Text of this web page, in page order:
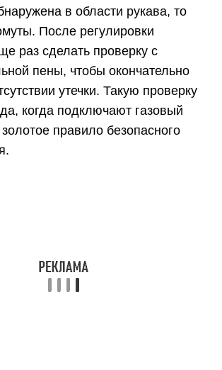
в области рукава, то
После регулировки
раз сделать проверку с
пены, чтобы окончательно
утечки. Такую проверку
когда подключают газовый
правило безопасного